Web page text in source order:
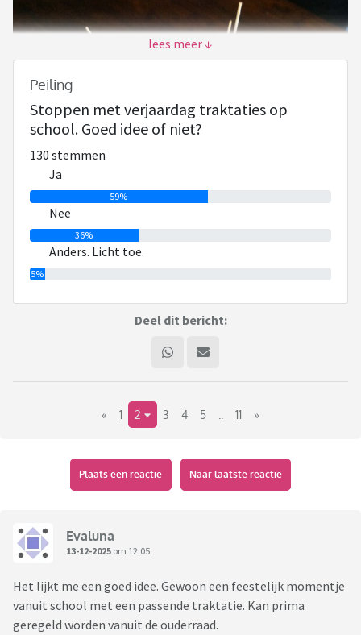
Om een einde te maken aan de discussie over gezonde en
sommige basis scholen de verjaardag traktatie helemaal af
en compenseren dit met bijvoorbeeld een 'vierkwartier'.
Bijkomend voordeel : kinderen hoeven niet meer te weigeren
vanwege allergieën of geloofsovertuiging.
Peiling
Stoppen met verjaardag traktaties op
school. Goed idee of niet?
130 stemmen
Ja
59%
Nee
36%
Anders. Licht toe.
5%
Deel dit bericht:
« 1 2 3 4 5 11 »
Plaats een reactie Naar laatste reactie
Evaluna
13-12-2025 om 12:05
Het lijkt me een goed idee. Gewoon een feestelijk momentje
vanuit school met een passende traktatie. Kan prima
geregeld worden vanuit de ouderraad.